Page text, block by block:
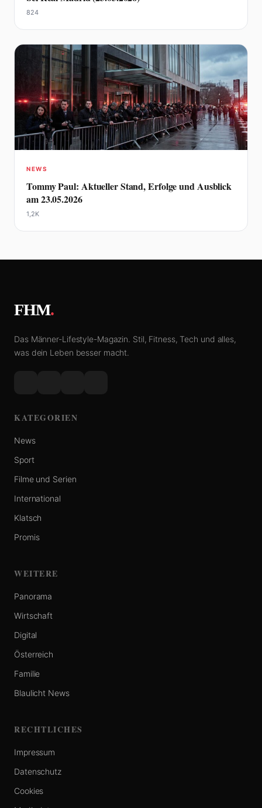
824
NEWS
Tommy Paul: Aktueller Stand, Erfolge und Ausblick
am 23.05.2026
1,2K
FHM.
Das Männer-Lifestyle-Magazin. Stil, Fitness, Tech und alles,
was dein Leben besser macht.
KATEGORIEN
News
Sport
Filme und Serien
International
Klatsch
Promis
WEITERE
Panorama
Wirtschaft
Digital
Österreich
Familie
Blaulicht News
RECHTLICHES
Impressum
Datenschutz
Cookies